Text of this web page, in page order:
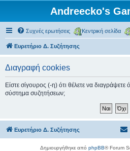
Andreecko's
Συχνές ερωτήσεις Κεντρική σελίδα
Ευρετήριο Δ. Συζήτησης
Διαγραφή cookies
Είστε σίγουρος (-η) ότι θέλετε να
σύστημα συζητήσεων;
Ευρετήριο Δ. Συζήτησης
Δημιουργήθηκε από phpBB® Forum